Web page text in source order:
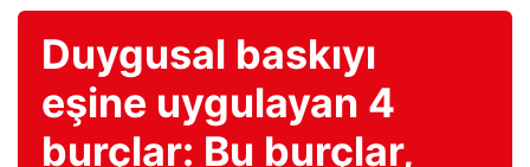
Duygusal baskıyı
eşine uygulayan 4
burçlar: Bu burçlar,